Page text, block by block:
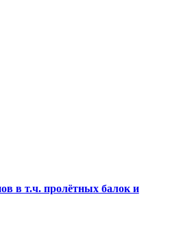
в т.ч. пролётных балок и